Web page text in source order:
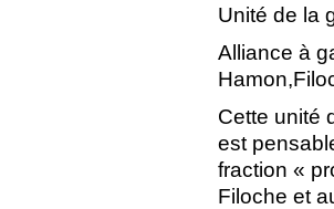
Unité de la
Alliance à
Cette unité
est
fraction «
Filoche et